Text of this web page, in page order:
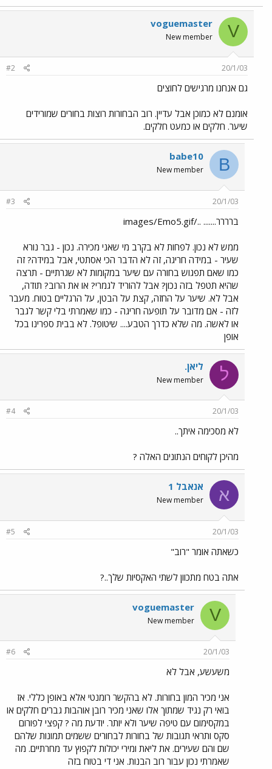
V
voguemaster
New member
20/1/03
#2
גם אנחנו מרגישים לחוצים
אומנם לא כמוכן אבל עדיין. רוב הבחורות רוצות בחורים שמורידים
שיער. חלקים או כמעט חלקים.
B
babe10
New member
20/1/03
#3
ברררר....... ../images/Emo5.gif
ממש לא נכון. לפחות לא בקרב מי שאני מכירה. נכון - גבר נורא
שעיר - במידה חריגה, זה לא הדבר הכי אסתטי, אבל במידה? זה
כמו שאם תפגוש בחורה עם שיער במקומות לא שגרתיים - תרצה
שהיא תטפל בזה נכון? אבל להוריד לגמרי? או את הרוב? תודה,
אבל לא. שיער על החזה, קצת על הבטן, על הרגליים בטוח. מעבר
לזה - אם מדובר על תופעה חריגה - כמו שאמרתי בלי קשר לגבר
או לאשה. מה שלא כדרך הטבע.... שיטופל. לא בבית ספרינו בכל
אופן
ל ליאן.
New member
20/1/03
#4
לא מסכימה איתך..
מהיכן לקוחים הנתונים האלה ?
א אנאבל 1
New member
20/1/03
#5
כשאתה אומר "רוב"
אתה בטח מתכוון לשתי האקסיות שלך..?
V
voguemaster
New member
20/1/03
#6
משעשע, אבל לא
אני מכיר המון בחורות. לא בהקשר רומנטי אלא באופן כללי. אז
בואי רק נגיד שמתוך אלו שאני מכיר רובן אוהבות גברים חלקים או
במקסימום עם טיפה שיער ולא יותר. יודעת מה ? קפצי לפורום
סקס ותראי תגובות של בחורות לבחורים ששמים תמונות שלהם
שם והם שעירים. את ליאת ומירי יכולות לקפוץ עד מחרתיים. מה
שאמרתי נכון עבור רוב הבנות. אני די בטוח בזה